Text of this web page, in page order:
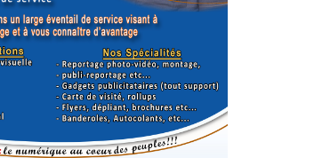
: La rentrée
ce 10 Octobre 2022.